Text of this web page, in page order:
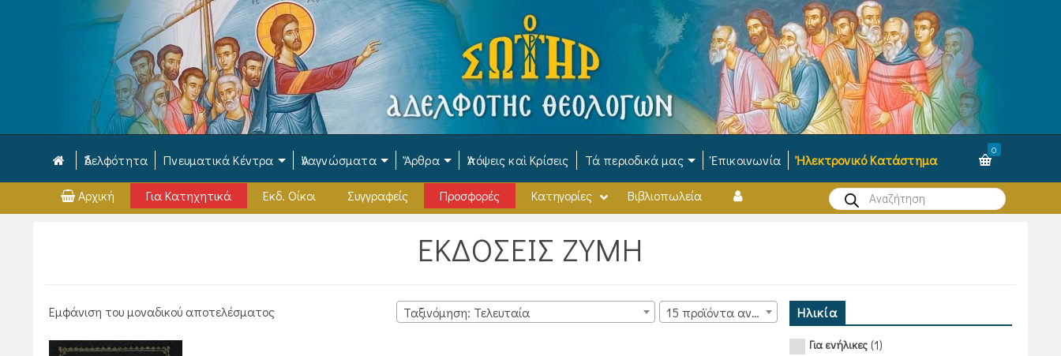
Ἀδελφότητα Πνευματικά Κέντρα Ἀναγνώσματα Ἄρθρα Ἀπόψεις καὶ Κρίσεις Τά περιοδικά μας Ἐπικοινωνία Ἠλεκτρονικό Κατάστημα
0
Products
search
Αρχική Για Κατηχητικά Εκδ. Οίκοι Συγγραφείς Προσφορές Κατηγορίες Βιβλιοπωλεία
ΕΚΔΟΣΕΙΣ ΖΥΜΗ
Εμφάνιση του μοναδικού αποτελέσματος Ταξινόμηση: Τελευταία 15 προϊόντα ανά σελίδα Ηλικία
Για ενήλικες(1)